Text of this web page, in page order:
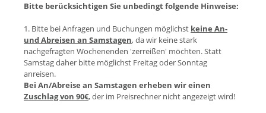
Bitte berücksichtigen Sie unbedingt folgende Hinweise:
1. Bitte bei Anfragen und Buchungen möglichst keine An-
und Abreisen an Samstagen, da wir keine stark
nachgefragten Wochenenden 'zerreißen' möchten. Statt
Samstag daher bitte möglichst Freitag oder Sonntag
anreisen.
Bei An/Abreise an Samstagen erheben wir einen
Zuschlag von 90€, der im Preisrechner nicht angezeigt wird!